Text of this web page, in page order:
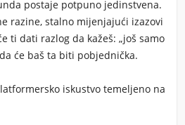
postaje potpuno jedinstvena.
razine, stalno mijenjajući izazovi
ti dati razlog da kažeš: „još samo
će baš ta biti pobjednička.
iskustvo temeljeno na